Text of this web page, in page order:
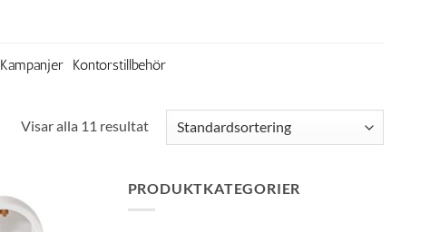
Kampanjer Kontorstillbehör
Visar alla 11 resultat
PRODUKTKATEGORIER